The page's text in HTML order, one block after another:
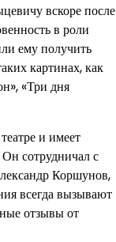
вскоре после
в роли
ему получить
картинах, как
«Три дня
и имеет
сотрудничал с
Коршунов,
всегда вызывают
отзывы от